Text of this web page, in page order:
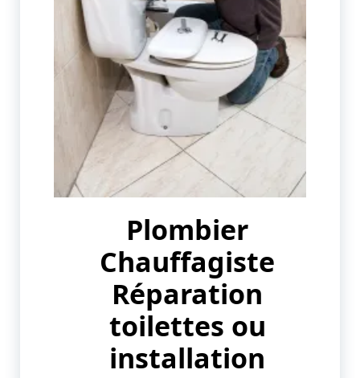
Plombier
Chauffagiste
Réparation
toilettes ou
installation